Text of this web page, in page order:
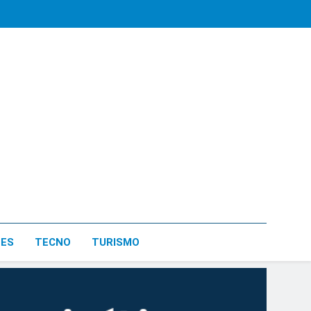
TECNO TURISMO